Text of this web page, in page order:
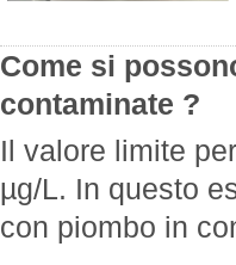
Come si
contaminate ?
Il valore limite
µg/L. In questo
con piombo in